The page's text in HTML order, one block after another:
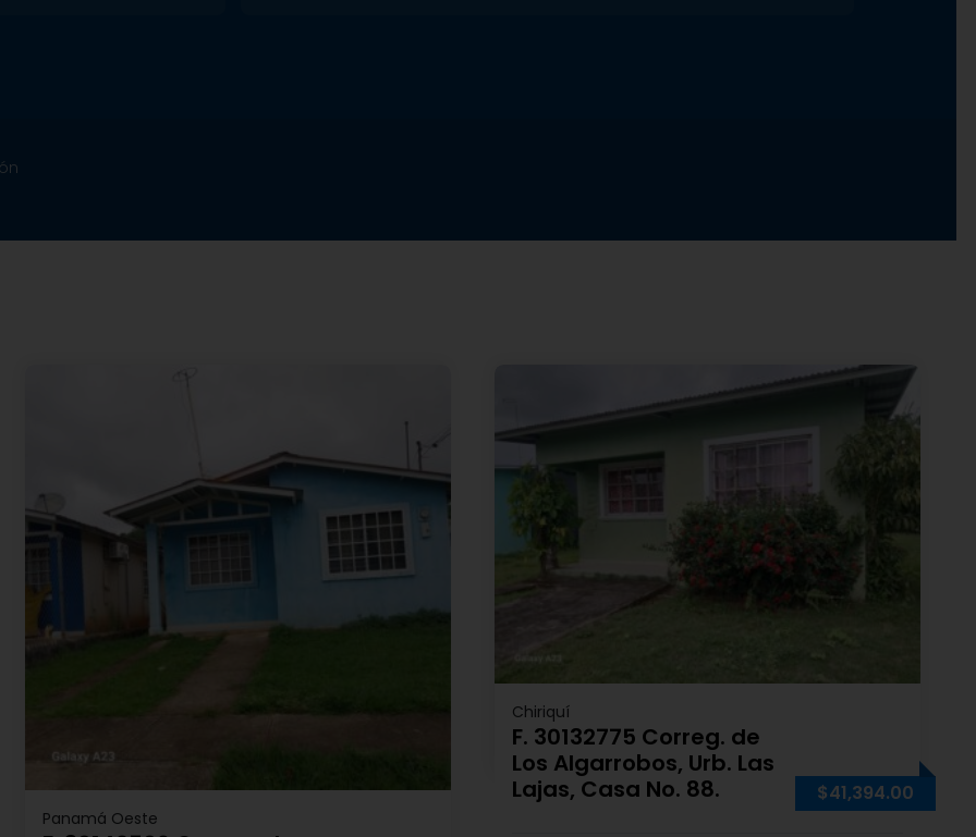
Panamá Oeste
Chiriquí
F. 30132775 Correg. de
Los Algarrobos, Urb. Las
Lajas, Casa No. 88.
$41,394.00